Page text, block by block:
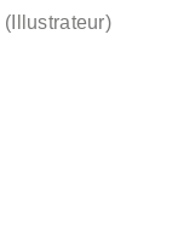
( Illustrateur)